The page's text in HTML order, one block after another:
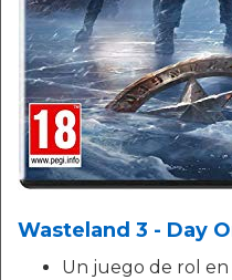
Wasteland 3 - Day
Un juego de rol